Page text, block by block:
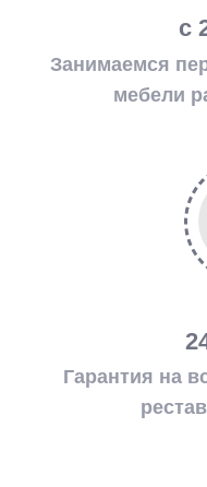
с
Занимаемся
мебели
Гарантия на